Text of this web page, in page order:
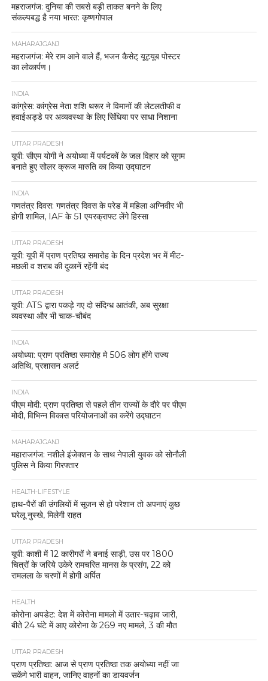
महराजगंज: दुनिया की सबसे बड़ी ताकत बनने के लिए
संकल्पबद्ध है नया भारत: कृष्णगोपाल
MAHARAJGANJ
महराजगंज: मेरे राम आने वाले हैं, भजन कैसेट् यूट्यूब पोस्टर
का लोकार्पण।
INDIA
कांग्रेस: कांग्रेस नेता शशि थरूर ने विमानों की लेटलतीफी व
हवाईअड्डे पर अव्यवस्था के लिए सिंधिया पर साधा निशाना
UTTAR PRADESH
यूपी: सीएम योगी ने अयोध्या में पर्यटकों के जल विहार को सुगम
बनाते हुए सोलर क्रूज मारुति का किया उद्घाटन
INDIA
गणतंत्र दिवस: गणतंत्र दिवस के परेड में महिला अग्निवीर भी
होगी शामिल, IAF के 51 एयरक्राफ्ट लेंगे हिस्सा
UTTAR PRADESH
यूपी: यूपी में प्राण प्रतिष्ठा समारोह के दिन प्रदेश भर में मीट-
मछली व शराब की दुकानें रहेंगी बंद
UTTAR PRADESH
यूपी: ATS द्वारा पकड़े गए दो संदिग्ध आतंकी, अब सुरक्षा
व्यवस्था और भी चाक-चौबंद
INDIA
अयोध्या: प्राण प्रतिष्ठा समारोह मे 506 लोग होंगे राज्य
अतिथि, प्रशासन अलर्ट
INDIA
पीएम मोदी: प्राण प्रतिष्ठा से पहले तीन राज्यों के दौरे पर पीएम
मोदी, विभिन्न विकास परियोजनाओं का करेंगे उद्घाटन
MAHARAJGANJ
महाराजगंज: नशीले इंजेक्शन के साथ नेपाली युवक को सोनौली
पुलिस ने किया गिरफ्तार
HEALTH-LIFESTYLE
हाथ-पैरों की उंगलियों में सूजन से हो परेशान तो अपनाएं कुछ
घरेलू नुस्खे, मिलेगी राहत
UTTAR PRADESH
यूपी: काशी में 12 कारीगरों ने बनाई साड़ी, उस पर 1800
चित्रों के जरिये उकेरे रामचरित मानस के प्रसंग, 22 को
रामलला के चरणों में होगी अर्पित
HEALTH
कोरोना अपडेट: देश में कोरोना मामलो में उतार-चढ़ाव जारी,
बीते 24 घंटे में आए कोरोना के 269 नए मामले, 3 की मौत
UTTAR PRADESH
प्राण प्रतिष्ठा: आज से प्राण प्रतिष्ठा तक अयोध्या नहीं जा
सकेंगे भारी वाहन, जानिए वाहनों का डायवर्जन